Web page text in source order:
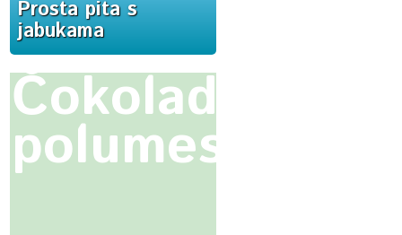
Prosta pita s
jabukama
Čokoladni
polumeseci